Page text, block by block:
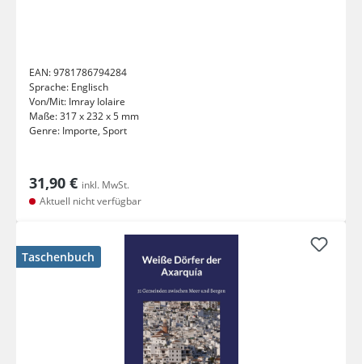
EAN:9781786794284
Sprache: Englisch
Von/Mit: Imray Iolaire
Maße:317 x 232 x 5 mm
Genre: Importe, Sport
31,90 € inkl. MwSt.
Aktuell nicht verfügbar
Taschenbuch